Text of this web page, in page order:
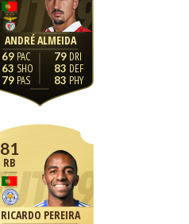
ANDRÉ ALMEIDA
69
63
79
79
83
83
81
RB
RICARDO PEREIRA